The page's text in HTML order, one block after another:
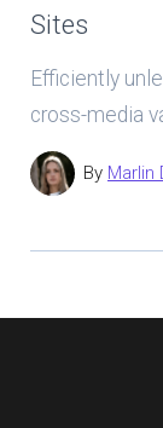
Sites
Efficiently
cross-media
By Marlin